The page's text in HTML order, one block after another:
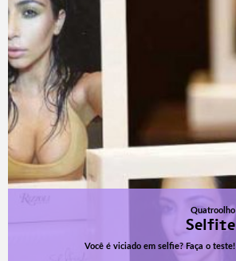
Quatroolho
Selfite
Você é viciado em selfie? Faça o teste!